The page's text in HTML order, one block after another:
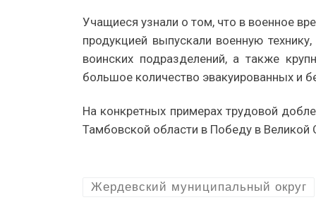
Учащиеся узнали о том, что в военное
продукцией выпускали военную
воинских подразделений, а также
большое количество эвакуированных и
На конкретных примерах трудовой
Тамбовской области в Победу в Великой
Жердевский муниципальный округ